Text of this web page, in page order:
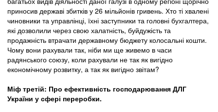
приносив державі збитків у 26 мільйонів гривень. Хто ті хвалені
чиновники та управлінці, їхні заступники та головні бухгалтера,
які дозволили через свою халатність, буйдужість та
продажність втрачати державному бюджету колосальні кошти.
Чому вони рахували так, ніби ми ще живемо в часи
радянського союзу, коли рахували не так як вигідно
економічному розвитку, а так як вигідно звітам?
Міф третій: Про ефективність господарювання ДЛГ
України у сфері переробки.